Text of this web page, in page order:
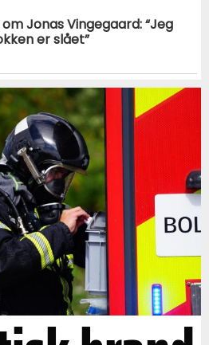
Jonas Vingegaard: “Jeg
er slået”